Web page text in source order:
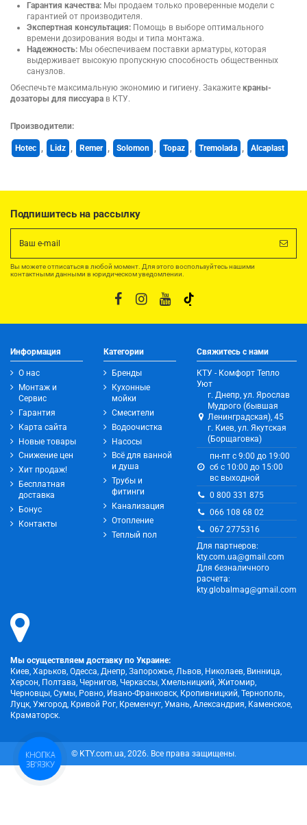
Гарантия качества: Мы продаем только проверенные модели с
гарантией от производителя.
Экспертная консультация: Помощь в выборе оптимального
времени дозирования воды и типа монтажа.
Надежность: Мы обеспечиваем поставки арматуры, которая
выдерживает высокую пропускную способность общественных
санузлов.
Обеспечьте максимальную экономию и гигиену. Закажите краны-
дозаторы для писсуара в КТУ.
Производители:
Hotec , Lidz , Remer , Solomon , Topaz , Tremolada , Alcaplast
Подпишитесь на рассылку
Вы можете отписаться в любой момент. Для этого воспользуйтесь нашими
контактными данными в юридическом уведомлении.
Информация
О нас
Монтаж и
Сервис
Гарантия
Карта сайта
Новые товары
Снижение цен
Хит продаж!
Бесплатная
доставка
Бонус
Контакты
Категории
Бренды
Кухонные
мойки
Смесители
Водоочистка
Насосы
Всё для ванной
и душа
Трубы и
фитинги
Канализация
Отопление
Теплый пол
Свяжитесь с нами
КТУ - Комфорт Тепло
Уют
г. Днепр, ул. Ярослав
Мудрого (бывшая
Ленинградская), 45
г. Киев, ул. Якутская
(Борщаговка)
пн-пт с 9:00 до 19:00
сб с 10:00 до 15:00
вс выходной
0 800 331 875
066 108 68 02
067 2775316
Для партнеров:
kty.com.ua@gmail.com
Для безналичного
расчета:
kty.globalmag@gmail.com
Мы осуществляем доставку по Украине:
Киев, Харьков, Одесса, Днепр, Запорожье, Львов, Николаев, Винница,
Херсон, Полтава, Чернигов, Черкассы, Хмельницкий, Житомир,
Черновцы, Сумы, Ровно, Ивано-Франковск, Кропивницкий, Тернополь,
Луцк, Ужгород, Кривой Рог, Кременчуг, Умань, Александрия, Каменское,
Краматорск.
© KTY.com.ua, 2026. Все права защищены.
КНОПКА
ЗВ'ЯЗКУ